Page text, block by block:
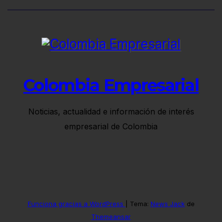
Colombia Empresarial
Noticias, actualidad e información de interés
empresarial de Colombia
Funciona gracias a WordPress Tema: News Jackde
Themeansar